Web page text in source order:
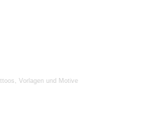
Vorlagen und Motive